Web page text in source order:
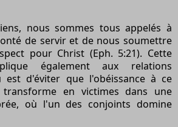
nous sommes tous appelés à
de servir et de nous soumettre
pour Christ (Eph. 5:21). Cette
également aux relations
est d'éviter que l'obéissance à ce
en victimes dans une
où l'un des conjoints domine